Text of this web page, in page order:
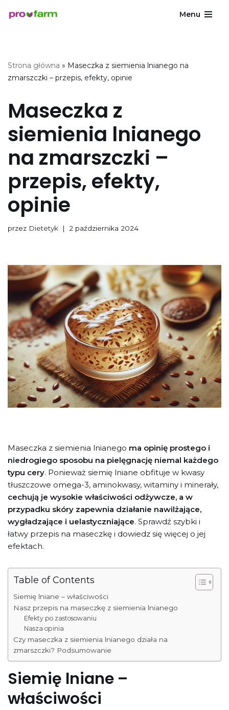
Menu
Strona główna » Maseczka z siemienia lnianego na
zmarszczki – przepis, efekty, opinie
Maseczka z
siemienia lnianego
na zmarszczki –
przepis, efekty,
opinie
przez Dietetyk 2 października 2024
Maseczka z siemienia lnianego ma opinię prostego i
niedrogiego sposobu na pielęgnację niemal każdego
typu cery. Ponieważ siemię lniane obfituje w kwasy
tłuszczowe omega-3, aminokwasy, witaminy i minerały,
cechują je wysokie właściwości odżywcze, a w
przypadku skóry zapewnia działanie nawilżające,
wygładzające i uelastyczniające. Sprawdź szybki i
łatwy przepis na maseczkę i dowiedz się więcej o jej
efektach.
Table of Contents
Siemię lniane – właściwości
Nasz przepis na maseczkę z siemienia lnianego
Efekty po zastosowaniu
Nasza opinia
Czy maseczka z siemienia lnianego działa na
zmarszczki? Podsumowanie
Siemię lniane –
właściwości